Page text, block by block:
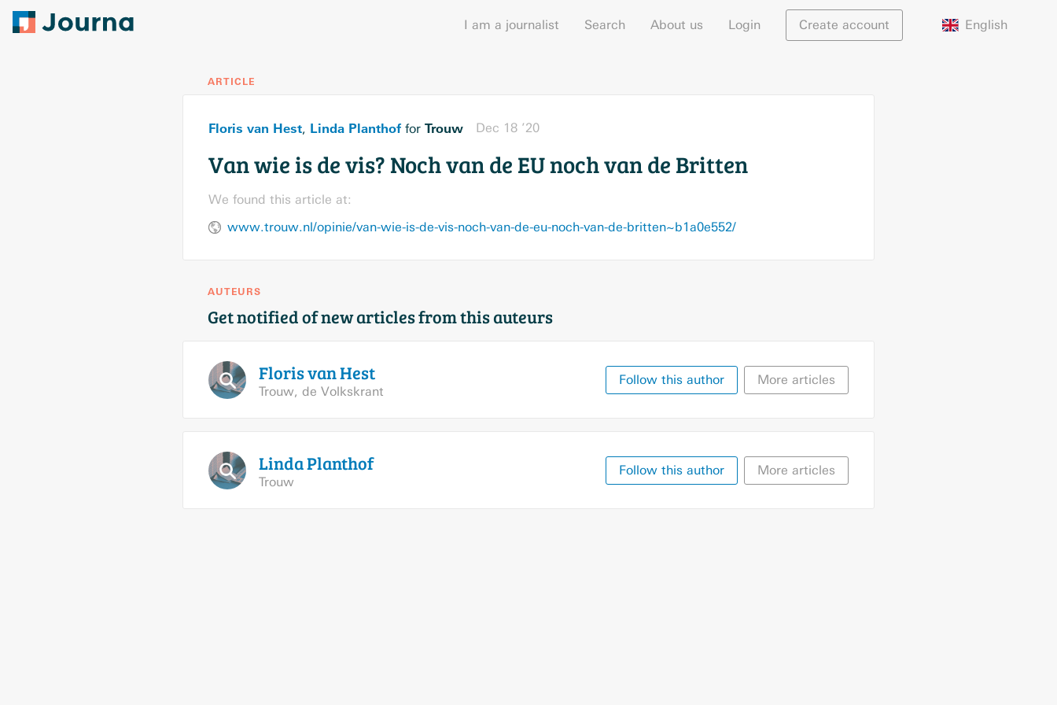
I am a journalist Search About us Login Create account English
ARTICLE
Floris van Hest, Linda Planthof for Trouw Dec 18 ’20
Van wie is de vis? Noch van de EU noch van de Britten
We found this article at:
www.trouw.nl/opinie/van-wie-is-de-vis-noch-van-de-eu-noch-van-de-britten~b1a0e552/
AUTEURS
Get notified of new articles from this auteurs
Floris vanHest
Trouw, de Volkskrant
Follow this author More articles
LindaPlanthof
Trouw
Follow this author More articles